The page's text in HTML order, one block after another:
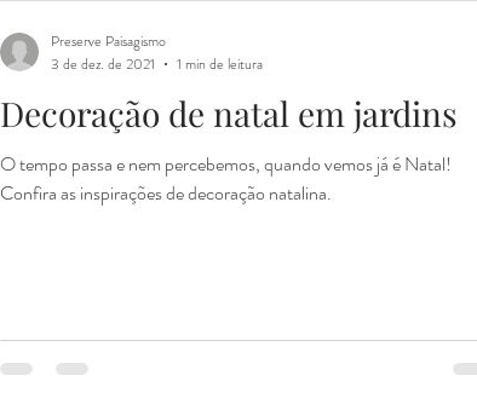
Decoração de natal em jardins
O tempo passa e nem percebemos, quando vemos já é Natal!
Confira as inspirações de decoração natalina.
Preserve Paisagismo
3 de dez. de 2021
1 min de leitura